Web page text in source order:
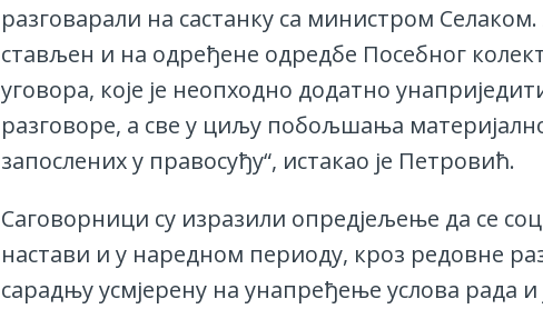
разговарали на састанку са министром Селаком.
стављен и на одређене одредбе Посебног
уговора, које је неопходно додатно
разговоре, а све у циљу побољшања
запослених у правосуђу“, истакао је Петровић.
Саговорници су изразили опредјељење да се
настави и у наредном периоду, кроз редовне
сарадњу усмјерену на унапређење услова рада и